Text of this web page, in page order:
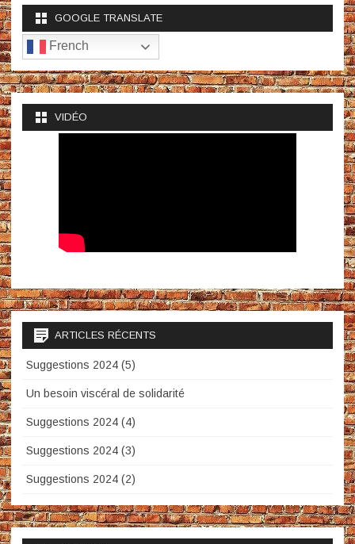
GOOGLE TRANSLATE
French
VIDÉO
ARTICLES RÉCENTS
Suggestions 2024 (5)
Un besoin viscéral de solidarité
Suggestions 2024 (4)
Suggestions 2024 (3)
Suggestions 2024 (2)